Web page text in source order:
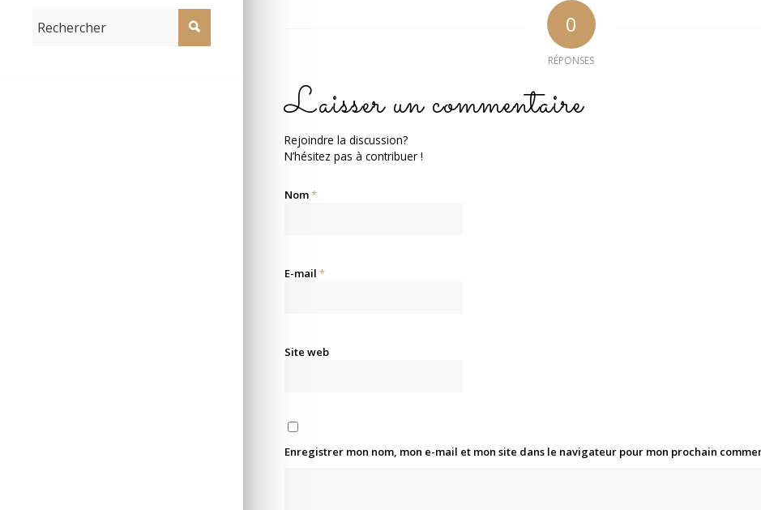
0
RÉPONSES
Laisser un commentaire
Rejoindre la discussion?
N’hésitez pas à contribuer !
Nom*
E-mail *
Site web
Enregistrer mon nom, mon e-mail et mon site dans le navigateur pour mon prochain